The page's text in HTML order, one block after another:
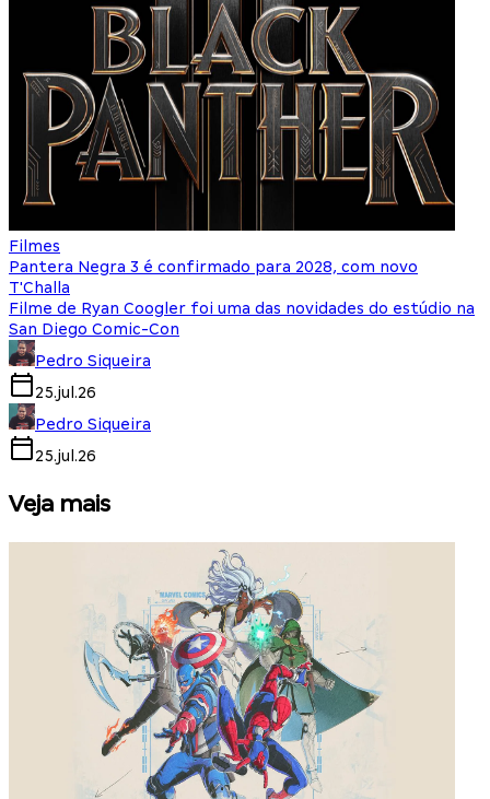
Filmes
Pantera Negra 3 é confirmado para 2028, com novo
T'Challa
Filme de Ryan Coogler foi uma das novidades do estúdio na
San Diego Comic-Con
Pedro Siqueira
25.jul.26
Pedro Siqueira
25.jul.26
Veja mais